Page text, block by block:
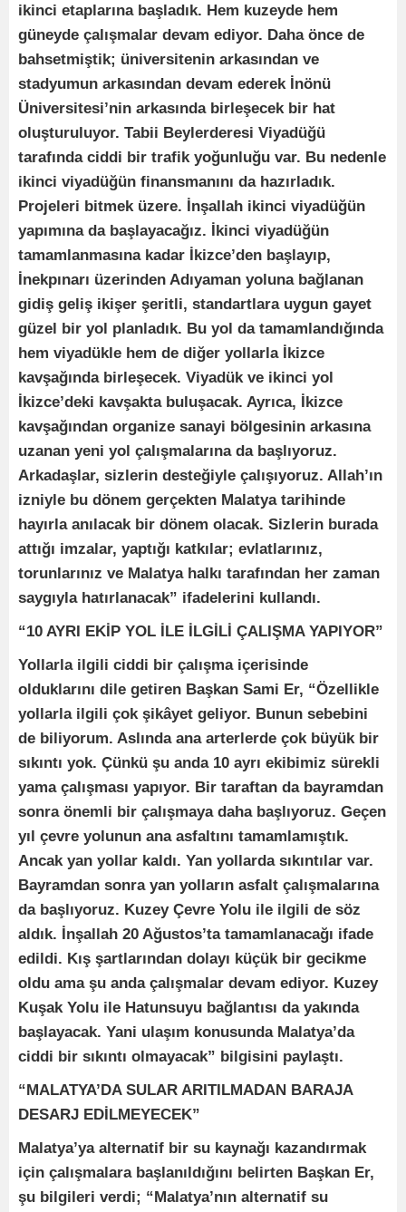
ikinci etaplarına başladık. Hem kuzeyde hem
güneyde çalışmalar devam ediyor. Daha önce de
bahsetmiştik; üniversitenin arkasından ve
stadyumun arkasından devam ederek İnönü
Üniversitesi’nin arkasında birleşecek bir hat
oluşturuluyor. Tabii Beylerderesi Viyadüğü
tarafında ciddi bir trafik yoğunluğu var. Bu nedenle
ikinci viyadüğün finansmanını da hazırladık.
Projeleri bitmek üzere. İnşallah ikinci viyadüğün
yapımına da başlayacağız. İkinci viyadüğün
tamamlanmasına kadar İkizce’den başlayıp,
İnekpınarı üzerinden Adıyaman yoluna bağlanan
gidiş geliş ikişer şeritli, standartlara uygun gayet
güzel bir yol planladık. Bu yol da tamamlandığında
hem viyadükle hem de diğer yollarla İkizce
kavşağında birleşecek. Viyadük ve ikinci yol
İkizce’deki kavşakta buluşacak. Ayrıca, İkizce
kavşağından organize sanayi bölgesinin arkasına
uzanan yeni yol çalışmalarına da başlıyoruz.
Arkadaşlar, sizlerin desteğiyle çalışıyoruz. Allah’ın
izniyle bu dönem gerçekten Malatya tarihinde
hayırla anılacak bir dönem olacak. Sizlerin burada
attığı imzalar, yaptığı katkılar; evlatlarınız,
torunlarınız ve Malatya halkı tarafından her zaman
saygıyla hatırlanacak” ifadelerini kullandı.
“10 AYRI EKİP YOL İLE İLGİLİ ÇALIŞMA YAPIYOR”
Yollarla ilgili ciddi bir çalışma içerisinde
olduklarını dile getiren Başkan Sami Er, “Özellikle
yollarla ilgili çok şikâyet geliyor. Bunun sebebini
de biliyorum. Aslında ana arterlerde çok büyük bir
sıkıntı yok. Çünkü şu anda 10 ayrı ekibimiz sürekli
yama çalışması yapıyor. Bir taraftan da bayramdan
sonra önemli bir çalışmaya daha başlıyoruz. Geçen
yıl çevre yolunun ana asfaltını tamamlamıştık.
Ancak yan yollar kaldı. Yan yollarda sıkıntılar var.
Bayramdan sonra yan yolların asfalt çalışmalarına
da başlıyoruz. Kuzey Çevre Yolu ile ilgili de söz
aldık. İnşallah 20 Ağustos’ta tamamlanacağı ifade
edildi. Kış şartlarından dolayı küçük bir gecikme
oldu ama şu anda çalışmalar devam ediyor. Kuzey
Kuşak Yolu ile Hatunsuyu bağlantısı da yakında
başlayacak. Yani ulaşım konusunda Malatya’da
ciddi bir sıkıntı olmayacak” bilgisini paylaştı.
“MALATYA’DA SULAR ARITILMADAN BARAJA
DESARJ EDİLMEYECEK”
Malatya’ya alternatif bir su kaynağı kazandırmak
için çalışmalara başlanıldığını belirten Başkan Er,
şu bilgileri verdi; “Malatya’nın alternatif su